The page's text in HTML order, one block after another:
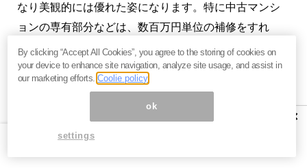
なり美観的には優れた姿になります。特に中古マンシ
ョンの専有部分などは、数百万円単位の補修をすれ
ば、相当若返りかつ美しくなります。
しかし、壁や床の内部に存する給排水管が劣化してい
×
By clicking “Accept All Cookies”, you agree to the storing of cookies on
your device to enhance site navigation, analyze site usage, and assist in
our marketing efforts.Coolie policy
ok
settings